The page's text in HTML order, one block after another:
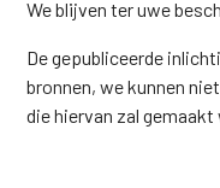
We blijven ter uwe
De gepubliceerde
bronnen, we kunnen
die hiervan zal gemaakt